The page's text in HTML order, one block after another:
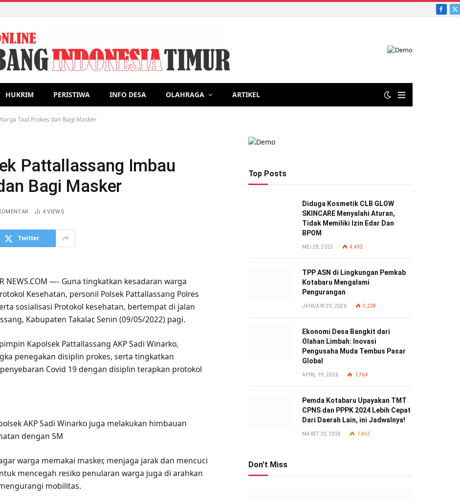
Sosialisasi Program Kerja di Desa Lonrong, Usung tema Lama penguraian sampah untuk mendukung pertanian berkelanjutan
X
HUKRIM PERISTIWA INFO DESA OLAHRAGA ARTIKEL
Taat Prokes dan Bagi Masker
Pattallassang Imbau
Bagi Masker
4VIEWS
Twitter
NEWS.COM —- Guna tingkatkan kesadaran warga
Kesehatan, personil Polsek Pattallassang Polres
sosialisasi Protokol kesehatan, bertempat di jalan
Kabupaten Takalar, Senin (09/05/2022) pagi.
Kapolsek Pattallassang AKP Sadi Winarko,
penegakan disiplin prokes, serta tingkatkan
Covid 19 dengan disiplin terapkan protokol
AKP Sadi Winarko juga melakukan himbauan
dengan 5M
warga memakai masker, menjaga jarak dan mencuci
mencegah resiko penularan warga juga di arahkan
mobilitas.
Top Posts
Diduga Kosmetik CLB GLOW
SKINCARE Menyalahi Aturan,
Tidak Memiliki Izin Edar Dan
BPOM
MEI 28, 2022 4,492
TPP ASN di Lingkungan Pemkab
Kotabaru Mengalami
Pengurangan
JANUARI 29, 2026 3,228
Ekonomi Desa Bangkit dari
Olahan Limbah: Inovasi
Pengusaha Muda Tembus Pasar
Global
APRIL 19, 2026 1,764
Pemda Kotabaru Upayakan TMT
CPNS dan PPPK 2024 Lebih Cepat
Dari Daerah Lain, ini Jadwalnya!
MARET 20, 2025 1,463
Don't Miss